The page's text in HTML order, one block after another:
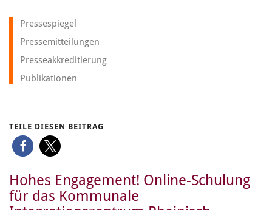
Pressespiegel
Pressemitteilungen
Presseakkreditierung
Publikationen
TEILE DIESEN BEITRAG
Hohes Engagement! Online-Schulung
für das Kommunale